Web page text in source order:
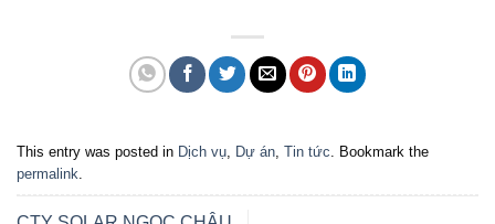
This entry was posted in Dịch vụ Dự án Tin tức . Bookmark the
permalink